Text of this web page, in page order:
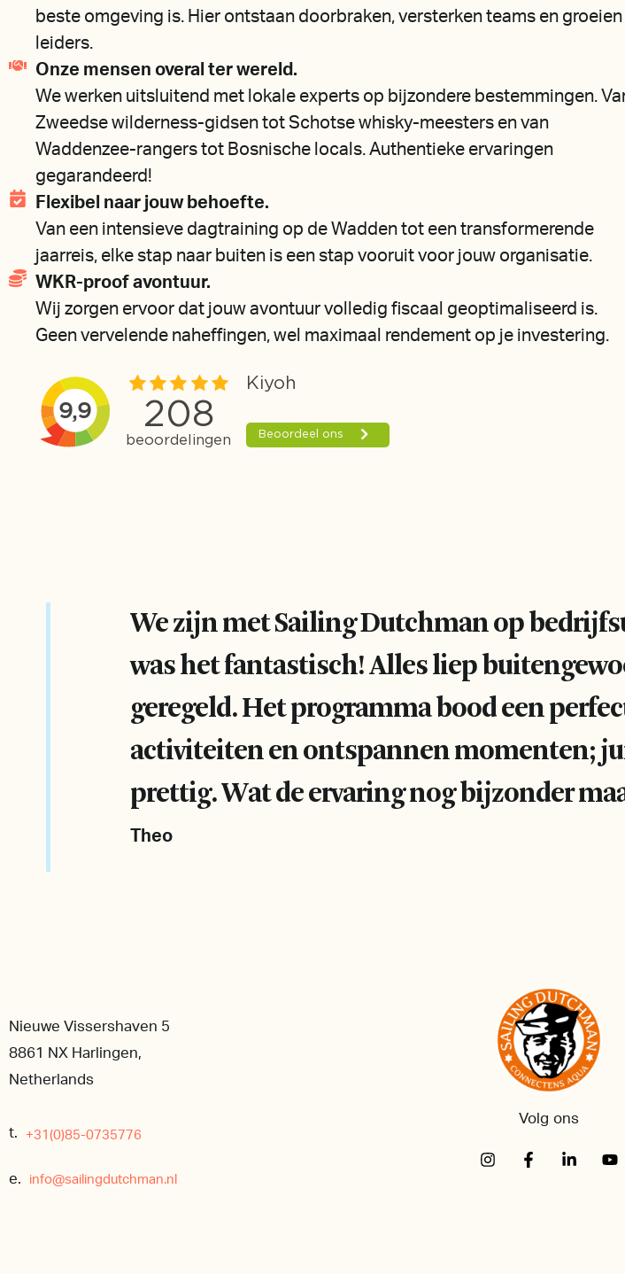
beste omgeving is. Hier ontstaan doorbraken, versterken teams en groeien
leiders.
Onze mensen overal ter wereld.
We werken uitsluitend met lokale experts op bijzondere bestemmingen.
Zweedse wilderness-gidsen tot Schotse whisky-meesters en van
Waddenzee-rangers tot Bosnische locals. Authentieke ervaringen
gegarandeerd!
Flexibel naar jouw behoefte.
Van een intensieve dagtraining op de Wadden tot een transformerende
jaarreis, elke stap naar buiten is een stap vooruit voor jouw organisatie.
WKR-proof avontuur.
Wij zorgen ervoor dat jouw avontuur volledig fiscaal geoptimaliseerd is.
Geen vervelende naheffingen, wel maximaal rendement op je investering.
We zijn met Sailing Dutchman op
was het fantastisch! Alles liep
geregeld. Het programma bood een
activiteiten en ontspannen momenten;
prettig. Wat de ervaring nog bijzonder
Theo
Nieuwe Vissershaven 5
8861 NX Harlingen,
Netherlands
t. +31(0)85-0735776
e. info@sailingdutchman.nl
Volg ons